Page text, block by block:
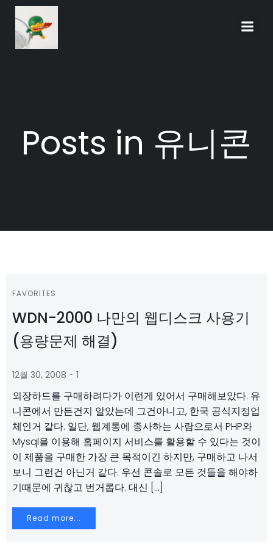
Posts in 유니콘
FAVORITES
WDN-2000 나만의 웹디스크 사용기
(용량문제 해결)
12월 30, 2008 - 1
외장하드를 구매하려다가 이런게 있어서 구매해보았다. 유
니콘에서 만든건지 알았는데 그건아니고, 한국 공식지정업
체인거 같다. 일단, 웹계통에 종사하는 사람으로서 PHP와
Mysql을 이용해 홈페이지 서비스를 활용할 수 있다는 것이
이 제품을 구매한 가장 큰 목적이긴 하지만, 구매하고 나서
보니 그런건 아닌거 같다. 우선 콘솔로 모든 것들을 해야하
기때문에 귀찮고 번거롭다. 대신 […]
Read more...